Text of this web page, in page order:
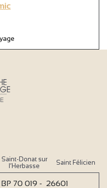
Saint-Donat sur
l’Herbasse
Saint Félicien
BP 70 019 - 26601